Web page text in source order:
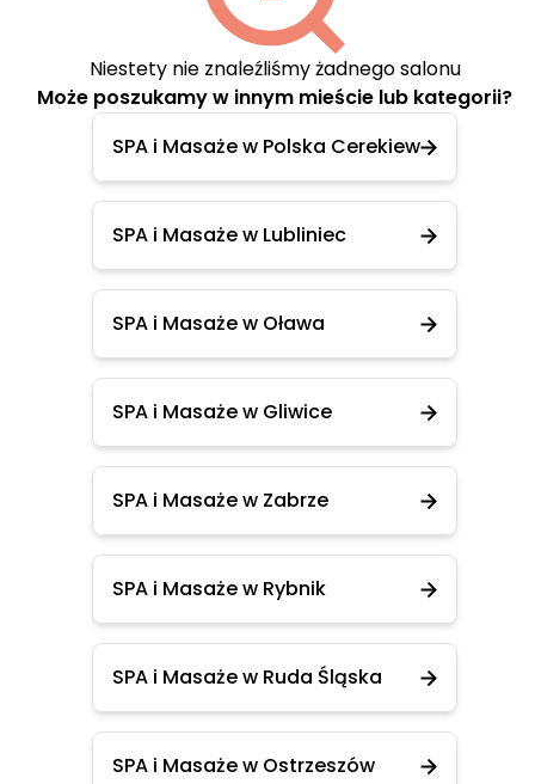
Niestety nie znaleźliśmy żadnego salonu
Może poszukamy w innym mieście lub kategorii?
SPA i Masaże w Polska Cerekiew
SPA i Masaże w Lubliniec
SPA i Masaże w Oława
SPA i Masaże w Gliwice
SPA i Masaże w Zabrze
SPA i Masaże w Rybnik
SPA i Masaże w Ruda Śląska
SPA i Masaże w Ostrzeszów